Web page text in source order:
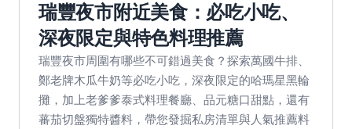
瑞豐夜市附近美食：必吃小吃、
深夜限定與特色料理推薦
瑞豐夜市周圍有哪些不可錯過美食？探索萬國牛排、
鄭老牌木瓜牛奶等必吃小吃，深夜限定的哈瑪星黑輪
攤，加上老爹爹泰式料理餐廳、品元糖口甜點，還有
蕃茄切盤獨特醬料，帶您發掘私房清單與人氣推薦料